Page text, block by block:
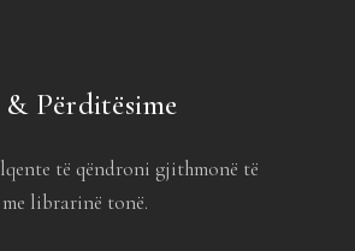
Përditësime
të qëndroni gjithmonë të
librarinë tonë.